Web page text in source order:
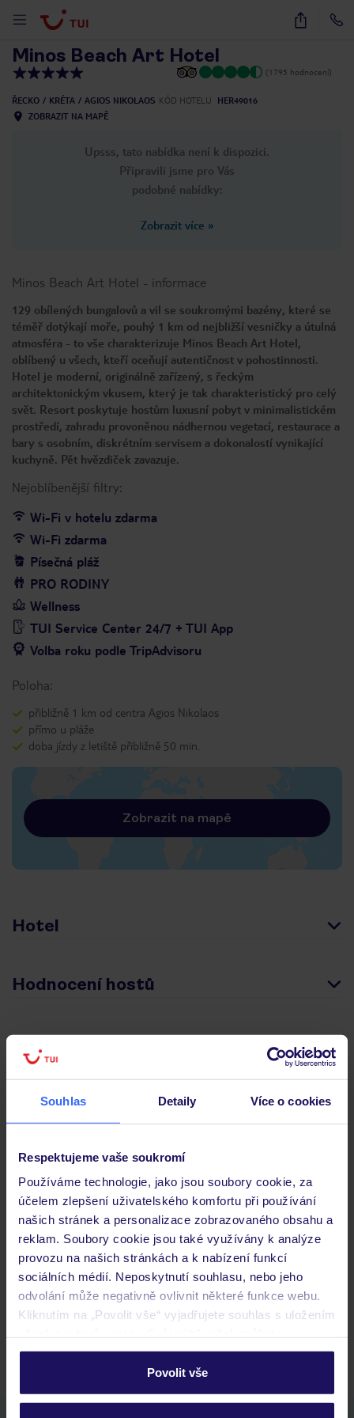
Souhlas Detaily Více o cookies
Respektujeme vaše soukromí
Používáme technologie, jako jsou soubory cookie, za
účelem zlepšení uživatelského komfortu při používání
našich stránek a personalizace zobrazovaného obsahu a
reklam. Soubory cookie jsou také využívány k analýze
provozu na našich stránkách a k nabízení funkcí
sociálních médií. Neposkytnutí souhlasu, nebo jeho
odvolání může negativně ovlivnit některé funkce webu.
Kliknutím na „Povolit vše“ vyjadřujete souhlas s uložením
personalizovat v sekci „Personalizace“.
Podrobné informace o souborech cookie naleznete v
Povolit vše
33
Minos Beach Art Hotel
(1795 hodnocení)
ŘECKO KRÉTA AGIOS NIKOLAOS KÓD HOTELU
HER49016
ZOBRAZIT NA MAPĚ
Upsss, tato nabídka není k dispozici.
Připravili jsme pro Vás
podobné nabídky:
Zobrazit více »
Minos Beach Art Hotel - informace
129 obílených bungalovů a vil se soukromými bazény, které se
téměř dotýkají moře, pouhý 1 km od nejbližší vesničky a útulná
atmosféra - to vše charakterizuje Minos Beach Art Hotel,
oblíbený u všech, kteří oceňují autentičnost v pohostinnosti.
Hotel je moderní, originálně zařízený, s řeckým
architektonickým vkusem, který je tak charakteristický pro celý
svět. Resort poskytuje hostům luxusní pobyt v minimalistickém
prostředí, zahradu provoněnou nádhernou vegetací, restaurace a
bary s osobním, diskrétním servisem a dokonalostí vynikající
kuchyně. Pět hvězdiček zavazuje.
Nejoblíbenější filtry:
Wi-Fi v hotelu zdarma
Wi-Fi zdarma
Písečná pláž
PRO RODINY
Wellness
TUI Service Center 24/7 + TUI App
Volba roku podle TripAdvisoru
Poloha:
přibližně 1 km od centra Agios Nikolaos
přímo u pláže
doba jízdy z letiště přibližně 50 min.
Zobrazit na mapě
Hotel
Hodnocení hostů
Stravování
Důležité informace
Často kladené otázky
Jaké doklady jsou potřebné při cestování?
Budeme ubytováni ihned po příjezdu do hotelu?
Kam jít po přistání a vyzvednutí zavazadel?